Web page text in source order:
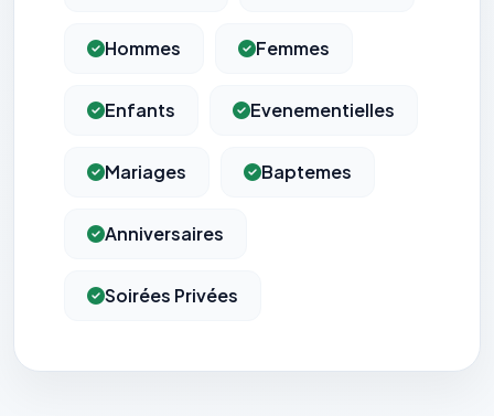
Hommes Femmes
Enfants Evenementielles
Mariages Baptemes
Anniversaires
Soirées Privées